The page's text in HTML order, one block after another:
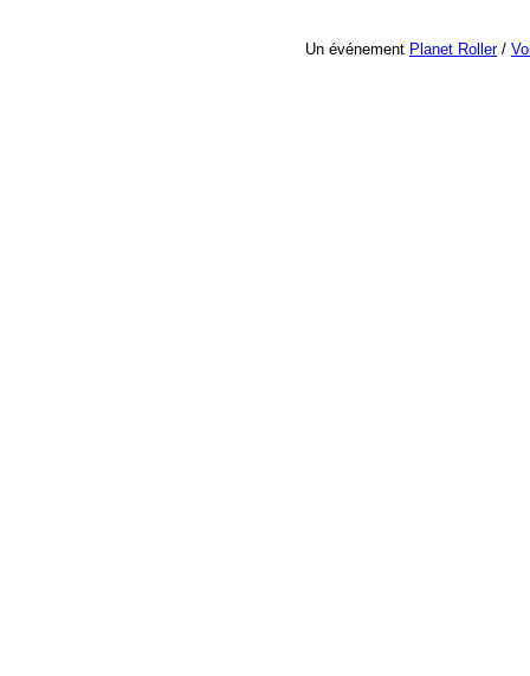
Un événement Planet Roller/